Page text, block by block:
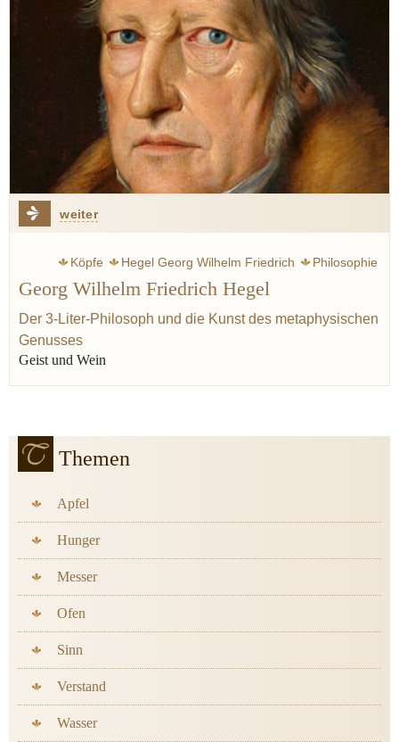
weiter
Köpfe Hegel Georg Wilhelm Friedrich
Philosophie
Geist
Sinne Welt
Rumohr carl friedrich von
Wahrheit
Logik Genuss
Kant Immanuel
Georg Wilhelm Friedrich Hegel
Der 3-Liter-Philosoph und die Kunst des metaphysischen
Genusses
Geist und Wein
Themen
Apfel
Hunger
Messer
Ofen
Sinn
Verstand
Wasser